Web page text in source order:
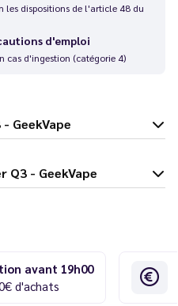
les dispositions de l'article 48 du
d'emploi
cas d'ingestion (catégorie 4)
Q3 - GeekVape
Sonder Q3 - GeekVape
avant 19h00
d'achats